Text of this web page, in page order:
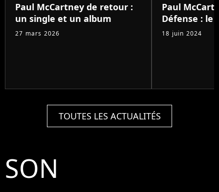
Paul McCartney de retour :
un single et un album
27 mars 2026
Paul
Défense : le
18 juin 2024
TOUTES LES ACTUALITÉS
SON